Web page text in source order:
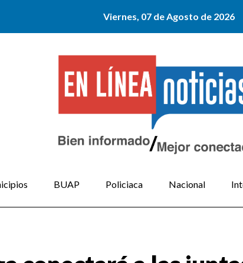
Viernes, 07 de Agosto de 2026
BUAP Policiaca Nacional